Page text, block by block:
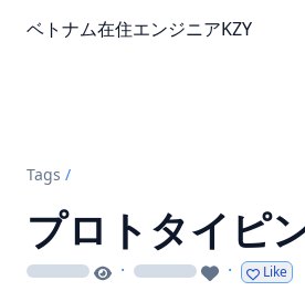
ベトナム在住エンジニアKZY
Tags /
プロトタイピ
loading · loading · Like